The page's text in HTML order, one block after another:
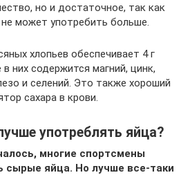
но и достаточное, так как
может употребить больше.
хлопьев обеспечивает 4 г
них содержится магний, цинк,
и селений. Это также хороший
сахара в крови.
употреблять яйца?
многие спортсмены
сырые яйца. Но лучше все-таки